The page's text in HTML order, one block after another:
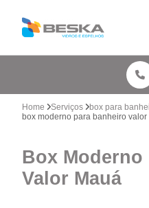
Home Serviços box para
box moderno para banheiro valor
Box
Valor Mauá